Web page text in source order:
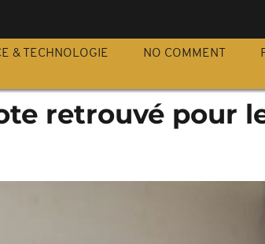
& TECHNOLOGIE NO COMMENT
retrouvé pour